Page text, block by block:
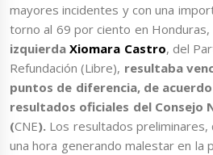
mayores incidentes y con una
torno al 69 por ciento en Honduras,
izquierdaXiomara Castro, del
Refundación (Libre), resultaba
puntos de diferencia, de
resultados oficiales del Consejo
(CNE). Los resultados
una hora generando malestar en la